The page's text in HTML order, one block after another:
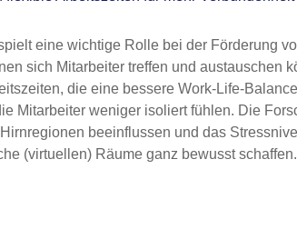
eine wichtige Rolle bei der Förderung
sich Mitarbeiter treffen und austauschen
die eine bessere Work-Life-
Mitarbeiter weniger isoliert fühlen. Die
beeinflussen und das
(virtuellen) Räume ganz bewusst schaffen.